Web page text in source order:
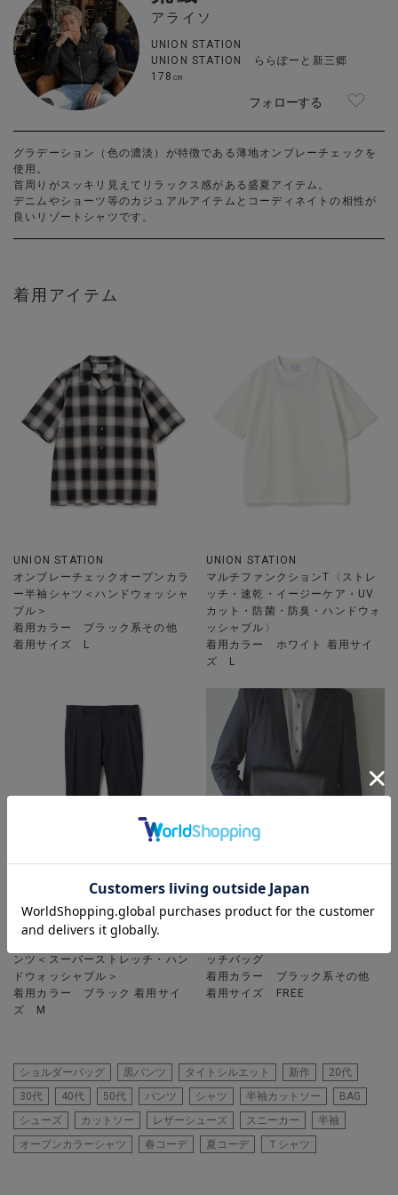
アライソ
UNION STATION
UNION STATION ららぽーと新三郷
178㎝
フォローする
グラデーション（色の濃淡）が特徴である薄地オンブレーチェックを
使用。
首周りがスッキリ見えてリラックス感がある盛夏アイテム。
デニムやショーツ等のカジュアルアイテムとコーディネイトの相性が
良いリゾートシャツです。
着用アイテム
UNION STATION
オンブレーチェックオープンカラ
ー半袖シャツ＜ハンドウォッシャ
ブル＞
着用カラー ブラック系その他
着用サイズ L
UNION STATION
マルチファンクションT〈ストレ
ッチ・速乾・イージーケア・UV
カット・防菌・防臭・ハンドウォ
ッシャブル〉
着用カラー ホワイト 着用サイ
ズ L
UNION STATION
ンツ＜スーパーストレッチ・ハン
ドウォッシャブル＞
着用カラー ブラック 着用サイ
ズ M
ッチバッグ
着用カラー ブラック系その他
着用サイズ FREE
ショルダーバッグ 黒パンツ タイトシルエット 新作
20代
30代
40代 50代 パンツ シャツ 半袖カットソー
BAG
シューズ
カットソー レザーシューズ スニーカー
半袖
オープンカラーシャツ
春コーデ 夏コーデ Ｔシャツ